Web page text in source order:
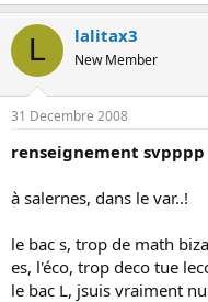
L lalitax3
New Member
31 Decembre 2008
renseignement svpppp
à salernes, dans le var..!
le bac s, trop de math
es, l'éco, trop deco tue
le bac L, jsuis vraiment